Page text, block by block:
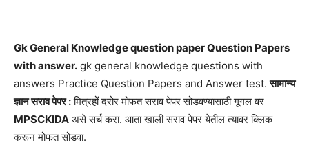
Gk General Knowledge question paper Question Papers
with answer. gk general knowledge questions with
answers Practice Question Papers and Answer test.सामान्य
ज्ञान सराव पेपर :मित्रहों दरोर मोफत सराव पेपर सोडवण्यासाठी गूगल वर
MPSCKIDA असे सर्च करा. आता खाली सराव पेपर येतील त्यावर क्लिक
करून मोफत सोडवा.